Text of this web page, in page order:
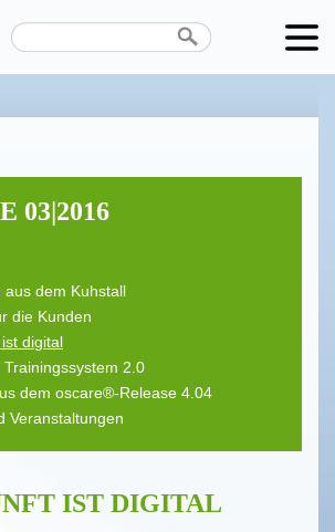
03|2016
dem Kuhstall
die Kunden
digital
Trainingssystem 2.0
dem oscare®-Release 4.04
Veranstaltungen
IST DIGITAL